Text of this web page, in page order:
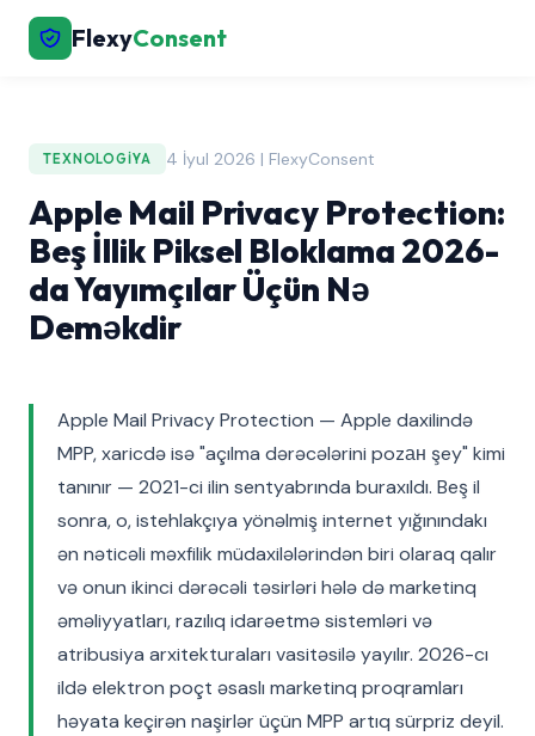
FlexyConsent
TEXNOLOGIYA 4 İyul 2026 | FlexyConsent
Apple Mail Privacy Protection:
Beş İllik Piksel Bloklama 2026-
da Yayımçılar Üçün Nə
Deməkdir
Apple Mail Privacy Protection — Apple daxilində
MPP, xaricdə isə "açılma dərəcələrini pozан şey" kimi
tanınır — 2021-ci ilin sentyabrında buraxıldı. Beş il
sonra, o, istehlakçıya yönəlmiş internet yığınındakı
ən nəticəli məxfilik müdaxilələrindən biri olaraq qalır
və onun ikinci dərəcəli təsirləri hələ də marketinq
əməliyyatları, razılıq idarəetmə sistemləri və
atribusiya arxitekturaları vasitəsilə yayılır. 2026-cı
ildə elektron poçt əsaslı marketinq proqramları
həyata keçirən naşirlər üçün MPP artıq sürpriz deyil.